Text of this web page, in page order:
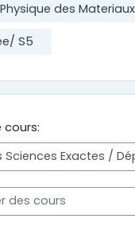
des Materiaux
S5
cours:
cours